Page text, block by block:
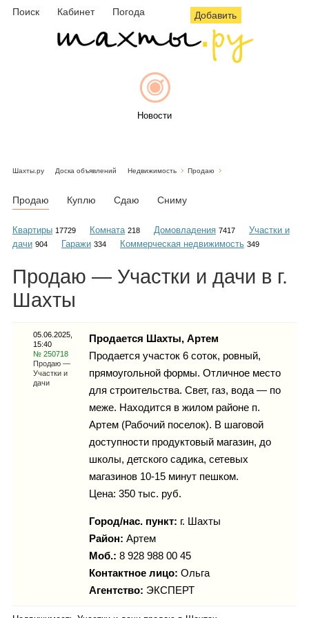
Поиск Кабинет Погода Добавить
Новости
Объявления
Инфо
Гороскоп
Фотогалерея
Шахты.ру Доска объявлений Недвижимость Продаю
Продаю Куплю Сдаю Сниму
Квартиры 17729 Комната 218 Домовладения 7417
Участки и
дачи 904 Гаражи 334 Коммерческая недвижимость 349
Продаю — Участки и дачи в г.
Шахты
05.06.2025,
15:40
№ 250718
Продаю —
Участки и
дачи
Продается Шахты, Артем
Продается участок 6 соток, ровный,
прямоугольной формы. Отличное место
для строительства. Свет, газ, вода — по
меже. Находится в жилом районе п.
Артем (Рабочий поселок). В шаговой
доступности продуктовый магазин, до
школы, детского садика, сетевых
магазинов 10-15 минут пешком.
Цена: 350 тыс. руб.
Город/нас. пункт: г. Шахты
Район: Артем
Моб.: 8 928 988 00 45
Контактное лицо: Ольга
Агентство: ЭКСПЕРТ